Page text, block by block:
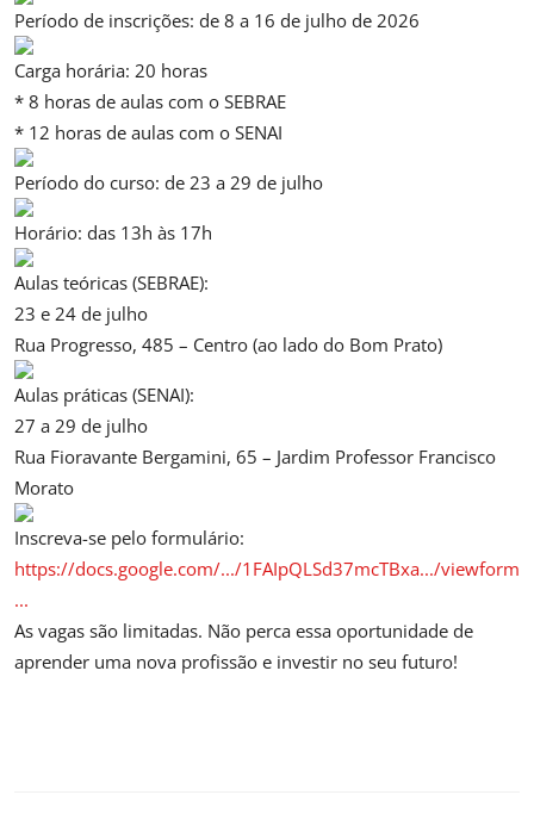
Período de inscrições: de 8 a 16 de julho de 2026
Carga horária: 20 horas
* 8 horas de aulas com o SEBRAE
* 12 horas de aulas com o SENAI
Período do curso: de 23 a 29 de julho
Horário: das 13h às 17h
Aulas teóricas (SEBRAE):
23 e 24 de julho
Rua Progresso, 485 – Centro (ao lado do Bom Prato)
Aulas práticas (SENAI):
27 a 29 de julho
Rua Fioravante Bergamini, 65 – Jardim Professor Francisco
Morato
Inscreva-se pelo formulário:
https://docs.google.com/.../1FAIpQLSd37mcTBxa.../viewform
...
As vagas são limitadas. Não perca essa oportunidade de
aprender uma nova profissão e investir no seu futuro!